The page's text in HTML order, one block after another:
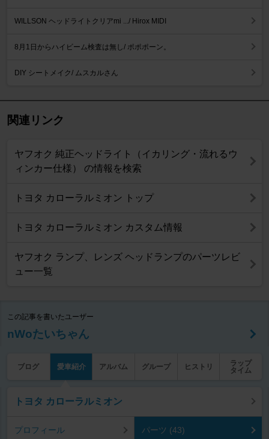
WILLSON ヘッドライトクリアmi .../ Hirox MIDI
8月1日からハイビーム検査は無し/ ポポポーン。
DIY シートメイク/ ムスカルさん
関連リンク
ヤフオク 純正ヘッドライト（イカリング・流れるウ
ィンカー仕様） の情報を検索
トヨタ カローラルミオン トップ
トヨタ カローラルミオン カスタム情報
ヤフオク ランプ、レンズ ヘッドランプのパーツレビ
ュー一覧
この記事を書いたユーザー
nWoたいちゃん
ブログ 愛車紹介 アルバム グループ ヒストリ
ラップ
タイム
トヨタ カローラルミオン
プロフィール パーツ (43)